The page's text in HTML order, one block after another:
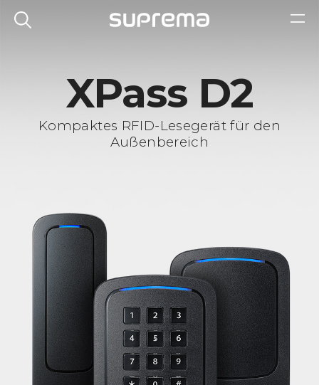
XPass D2
Kompaktes RFID-Lesegerät für den
Außenbereich